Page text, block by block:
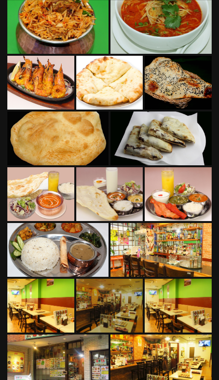
この店舗情報をシェアする
PHOTO | BOTA アジアンダイニング＆バー
千葉県柏市東上町1-11
https://bota.owst.jp/gallery
お店情報をコピー
閉じる